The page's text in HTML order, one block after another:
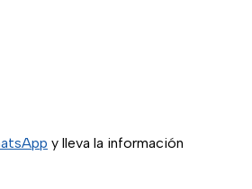
y lleva la información